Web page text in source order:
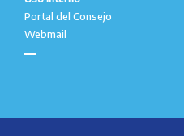
Portal del Consejo
Webmail